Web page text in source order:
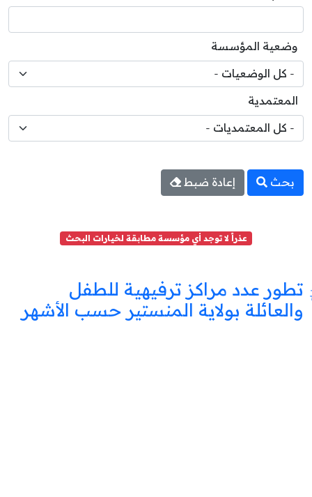
وضعية المؤسسة
المعتمدية
بحث إعادة ضبط
عذراً لا توجد أي مؤسسة مطابقة لخيارات البحث
تطور عدد مراكز ترفيهية للطفل
والعائلة بولاية المنستير حسب الأشهر